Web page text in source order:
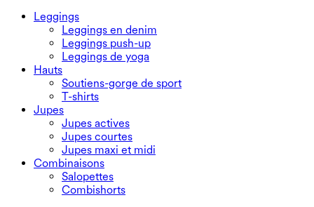
Leggings
Leggings en denim
Leggings push-up
Leggings de yoga
Hauts
Soutiens-gorge de sport
T-shirts
Jupes
Jupes actives
Jupes courtes
Jupes maxi et midi
Combinaisons
Salopettes
Combishorts